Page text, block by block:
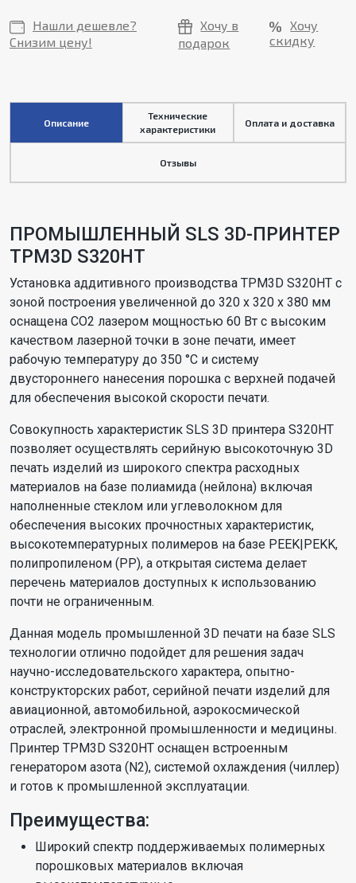
Нашли дешевле?
Снизим цену!
Хочу в
подарок
Хочу
скидку
Описание
Технические
характеристики
Оплата и доставка
Отзывы
ПРОМЫШЛЕННЫЙ SLS 3D-ПРИНТЕР
TPM3D S320HT
Установка аддитивного производства TPM3D S320HT с
зоной построения увеличенной до 320 х 320 х 380 мм
оснащена CO2 лазером мощностью 60 Вт с высоким
качеством лазерной точки в зоне печати, имеет
рабочую температуру до 350 °С и систему
двустороннего нанесения порошка с верхней подачей
для обеспечения высокой скорости печати.
Совокупность характеристик SLS 3D принтера S320HT
позволяет осуществлять серийную высокоточную 3D
печать изделий из широкого спектра расходных
материалов на базе полиамида (нейлона) включая
наполненные стеклом или углеволокном для
обеспечения высоких прочностных характеристик,
высокотемпературных полимеров на базе PEEK|PEKK,
полипропиленом (PP), а открытая система делает
перечень материалов доступных к использованию
почти не ограниченным.
Данная модель промышленной 3D печати на базе SLS
технологии отлично подойдет для решения задач
научно-исследовательского характера, опытно-
конструкторских работ, серийной печати изделий для
авиационной, автомобильной, аэрокосмической
отраслей, электронной промышленности и медицины.
Принтер TPM3D S320HT оснащен встроенным
генератором азота (N2), системой охлаждения (чиллер)
и готов к промышленной эксплуатации.
Преимущества:
Широкий спектр поддерживаемых полимерных
порошковых материалов включая